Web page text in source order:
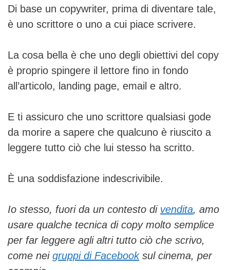
Di base un copywriter, prima di diventare tale,
è uno scrittore o uno a cui piace scrivere.
La cosa bella è che uno degli obiettivi del copy
è proprio spingere il lettore fino in fondo
all’articolo, landing page, email e altro.
E ti assicuro che uno scrittore qualsiasi gode
da morire a sapere che qualcuno è riuscito a
leggere tutto ciò che lui stesso ha scritto.
È una soddisfazione indescrivibile.
Io stesso, fuori da un contesto di vendita, amo
usare qualche tecnica di copy molto semplice
per far leggere agli altri tutto ciò che scrivo,
come nei gruppi di Facebooksul cinema, per